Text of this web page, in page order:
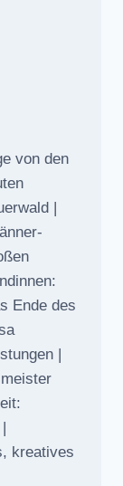
von den
|
Ende des
|
kreatives